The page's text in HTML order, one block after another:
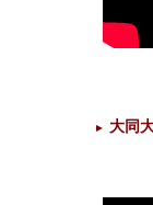
► 大同